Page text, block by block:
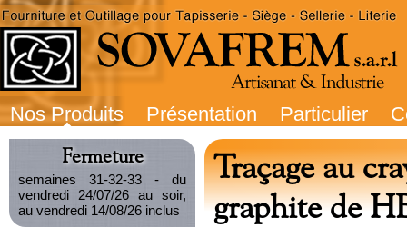
Nos Produits Présentation Particulier
Fermeture
semaines 31-32-33 - du
vendredi 24/07/26 au soir,
au vendredi 14/08/26 inclus
Traçage au
graphite de